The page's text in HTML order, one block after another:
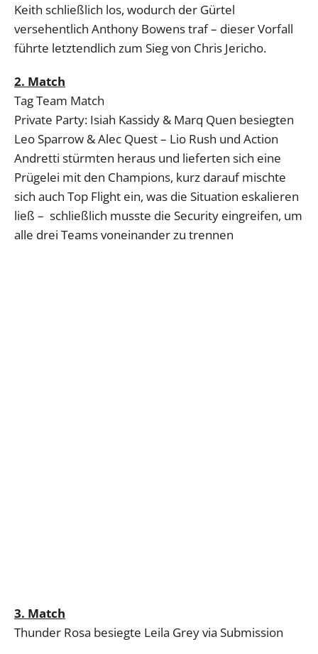
Keith schließlich los, wodurch der Gürtel
versehentlich Anthony Bowens traf – dieser Vorfall
führte letztendlich zum Sieg von Chris Jericho.
2. Match
Tag Team Match
Private Party: Isiah Kassidy & Marq Quen besiegten
Leo Sparrow & Alec Quest – Lio Rush und Action
Andretti stürmten heraus und lieferten sich eine
Prügelei mit den Champions, kurz darauf mischte
sich auch Top Flight ein, was die Situation eskalieren
ließ – schließlich musste die Security eingreifen, um
alle drei Teams voneinander zu trennen
3. Match
Thunder Rosa besiegte Leila Grey via Submission